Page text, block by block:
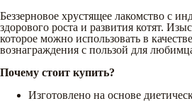
Беззерновое хрустящее лакомство с
здорового роста и развития котят.
которое можно использовать в
вознаграждения с пользой для
Почему стоит купить?
Изготовлено на основе